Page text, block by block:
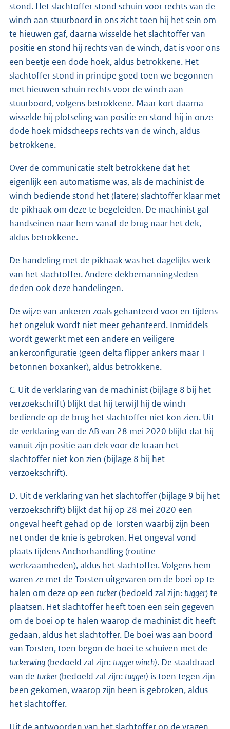
stond. Het slachtoffer stond schuin voor rechts van de
winch aan stuurboord in ons zicht toen hij het sein om
te hieuwen gaf, daarna wisselde het slachtoffer van
positie en stond hij rechts van de winch, dat is voor ons
een beetje een dode hoek, aldus betrokkene. Het
slachtoffer stond in principe goed toen we begonnen
met hieuwen schuin rechts voor de winch aan
stuurboord, volgens betrokkene. Maar kort daarna
wisselde hij plotseling van positie en stond hij in onze
dode hoek midscheeps rechts van de winch, aldus
betrokkene.
Over de communicatie stelt betrokkene dat het
eigenlijk een automatisme was, als de machinist de
winch bediende stond het (latere) slachtoffer klaar met
de pikhaak om deze te begeleiden. De machinist gaf
handseinen naar hem vanaf de brug naar het dek,
aldus betrokkene.
De handeling met de pikhaak was het dagelijks werk
van het slachtoffer. Andere dekbemanningsleden
deden ook deze handelingen.
De wijze van ankeren zoals gehanteerd voor en tijdens
het ongeluk wordt niet meer gehanteerd. Inmiddels
wordt gewerkt met een andere en veiligere
ankerconfiguratie (geen delta flipper ankers maar 1
betonnen boxanker), aldus betrokkene.
C. Uit de verklaring van de machinist (bijlage 8 bij het
verzoekschrift) blijkt dat hij terwijl hij de winch
bediende op de brug het slachtoffer niet kon zien. Uit
de verklaring van de AB van 28 mei 2020 blijkt dat hij
vanuit zijn positie aan dek voor de kraan het
slachtoffer niet kon zien (bijlage 8 bij het
verzoekschrift).
D. Uit de verklaring van het slachtoffer (bijlage 9 bij het
verzoekschrift) blijkt dat hij op 28 mei 2020 een
ongeval heeft gehad op de Torsten waarbij zijn been
net onder de knie is gebroken. Het ongeval vond
plaats tijdens Anchorhandling (routine
werkzaamheden), aldus het slachtoffer. Volgens hem
waren ze met de Torsten uitgevaren om de boei op te
halen om deze op een tucker(bedoeld zal zijn:tugger) te
plaatsen. Het slachtoffer heeft toen een sein gegeven
om de boei op te halen waarop de machinist dit heeft
gedaan, aldus het slachtoffer. De boei was aan boord
van Torsten, toen begon de boei te schuiven met de
tuckerwing(bedoeld zal zijn:tugger winch). De staaldraad
van de tucker(bedoeld zal zijn:tugger) is toen tegen zijn
been gekomen, waarop zijn been is gebroken, aldus
het slachtoffer.